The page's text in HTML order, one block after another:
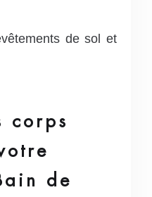
de sol et
corps
de